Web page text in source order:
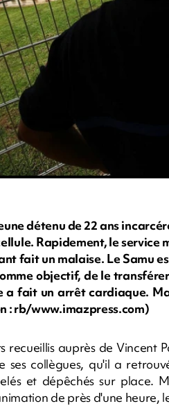
détenu de 22 ans
Rapidement, le service
fait un malaise. Le Samu
objectif, de le
a fait un arrêt cardiaque.
: rb/www.imazpress.com)
recueillis auprès de Vincent
collègues, qu'il a
et dépêchés sur place.
de près d'une heure,